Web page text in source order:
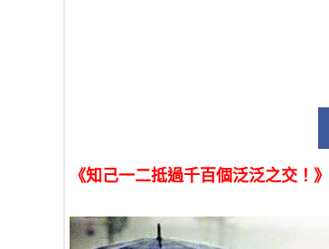
《知己一二抵過千百個泛泛之交！